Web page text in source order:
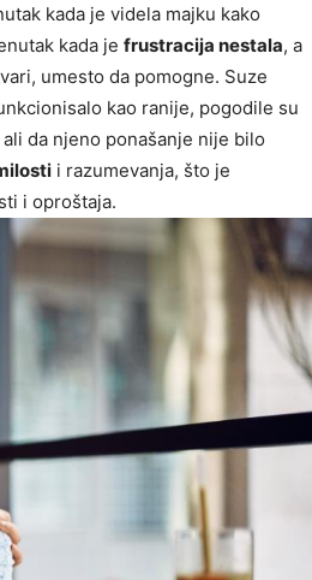
kada je videla majku kako
kada je frustracija nestala, a
umesto da pomogne. Suze
kao ranije, pogodile su
da njeno ponašanje nije bilo
i razumevanja, što je
i oproštaja.